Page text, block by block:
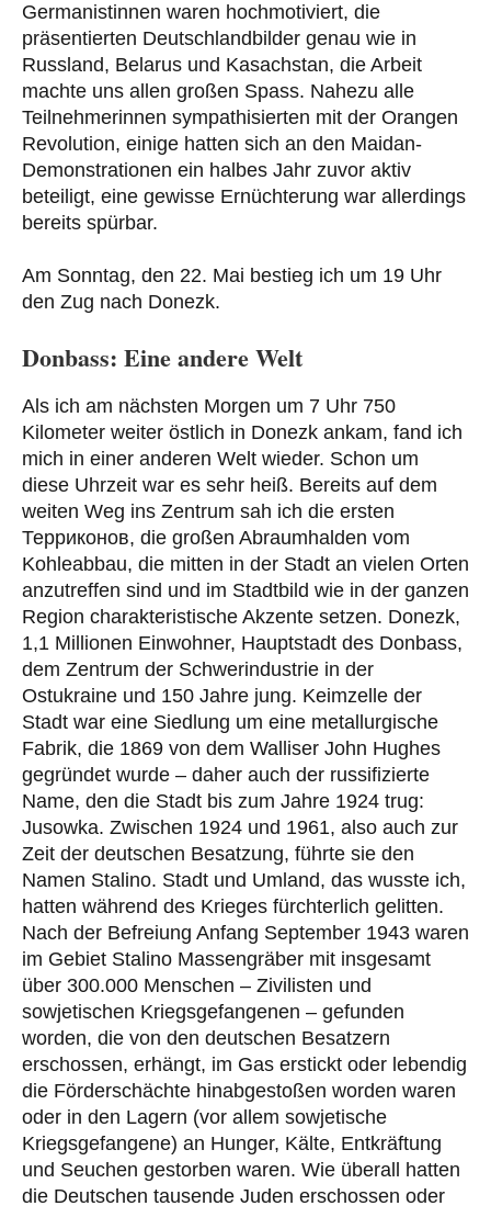
Germanistinnen waren hochmotiviert, die
präsentierten Deutschlandbilder genau wie in
Russland, Belarus und Kasachstan, die Arbeit
machte uns allen großen Spass. Nahezu alle
Teilnehmerinnen sympathisierten mit der Orangen
Revolution, einige hatten sich an den Maidan-
Demonstrationen ein halbes Jahr zuvor aktiv
beteiligt, eine gewisse Ernüchterung war allerdings
bereits spürbar.
Am Sonntag, den 22. Mai bestieg ich um 19 Uhr
den Zug nach Donezk.
Donbass: Eine andere Welt
Als ich am nächsten Morgen um 7 Uhr 750
Kilometer weiter östlich in Donezk ankam, fand ich
mich in einer anderen Welt wieder. Schon um
diese Uhrzeit war es sehr heiß. Bereits auf dem
weiten Weg ins Zentrum sah ich die ersten
Терриконов, die großen Abraumhalden vom
Kohleabbau, die mitten in der Stadt an vielen Orten
anzutreffen sind und im Stadtbild wie in der ganzen
Region charakteristische Akzente setzen. Donezk,
1,1 Millionen Einwohner, Hauptstadt des Donbass,
dem Zentrum der Schwerindustrie in der
Ostukraine und 150 Jahre jung. Keimzelle der
Stadt war eine Siedlung um eine metallurgische
Fabrik, die 1869 von dem Walliser John Hughes
gegründet wurde – daher auch der russifizierte
Name, den die Stadt bis zum Jahre 1924 trug:
Jusowka. Zwischen 1924 und 1961, also auch zur
Zeit der deutschen Besatzung, führte sie den
Namen Stalino. Stadt und Umland, das wusste ich,
hatten während des Krieges fürchterlich gelitten.
Nach der Befreiung Anfang September 1943 waren
im Gebiet Stalino Massengräber mit insgesamt
über 300.000 Menschen – Zivilisten und
sowjetischen Kriegsgefangenen – gefunden
worden, die von den deutschen Besatzern
erschossen, erhängt, im Gas erstickt oder lebendig
die Förderschächte hinabgestoßen worden waren
oder in den Lagern (vor allem sowjetische
Kriegsgefangene) an Hunger, Kälte, Entkräftung
und Seuchen gestorben waren. Wie überall hatten
die Deutschen tausende Juden erschossen oder